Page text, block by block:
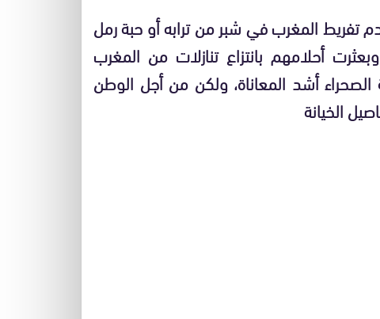
المغرب في شبر من ترابه أو حبة رمل
أحلامهم بانتزاع تنازلات من المغرب
أشد المعاناة، ولكن من أجل الوطن
الخيانة